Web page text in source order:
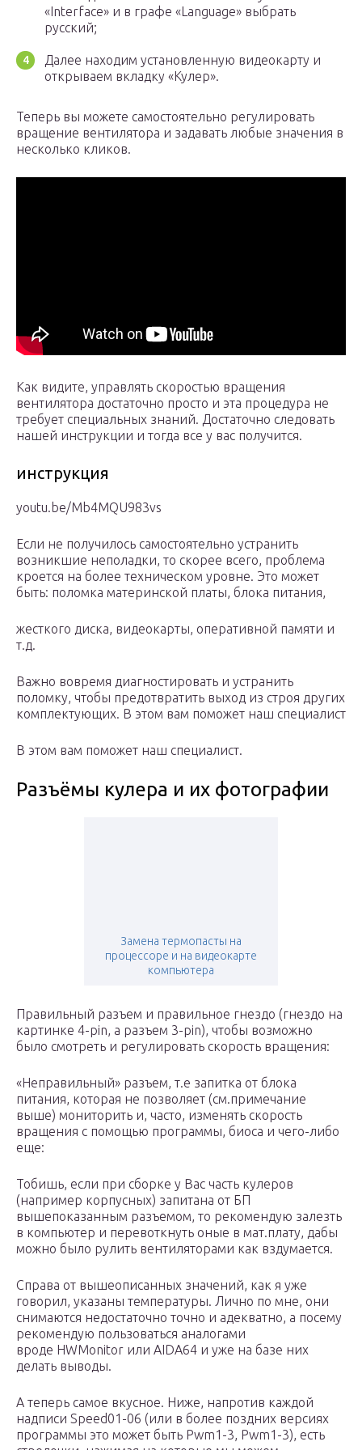
«Interface» и в графе «Language» выбрать
русский;
Далее находим установленную видеокарту и
открываем вкладку «Кулер».
Теперь вы можете самостоятельно регулировать
вращение вентилятора и задавать любые значения в
несколько кликов.
Как видите, управлять скоростью вращения
вентилятора достаточно просто и эта процедура не
требует специальных знаний. Достаточно следовать
нашей инструкции и тогда все у вас получится.
инструкция
youtu.be/Mb4MQU983vs
Если не получилось самостоятельно устранить
возникшие неполадки, то скорее всего, проблема
кроется на более техническом уровне. Это может
быть: поломка материнской платы, блока питания,
жесткого диска, видеокарты, оперативной памяти и
т.д.
Важно вовремя диагностировать и устранить
поломку, чтобы предотвратить выход из строя других
комплектующих. В этом вам поможет наш специалист
В этом вам поможет наш специалист.
Разъёмы кулера и их фотографии
Замена термопасты на
процессоре и на видеокарте
компьютера
Правильный разъем и правильное гнездо (гнездо на
картинке 4-pin, а разъем 3-pin), чтобы возможно
было смотреть и регулировать скорость вращения:
«Неправильный» разъем, т.е запитка от блока
питания, которая не позволяет (см.примечание
выше) мониторить и, часто, изменять скорость
вращения с помощью программы, биоса и чего-либо
еще:
Тобишь, если при сборке у Вас часть кулеров
(например корпусных) запитана от БП
вышепоказанным разъемом, то рекомендую залезть
в компьютер и перевоткнуть оные в мат.плату, дабы
можно было рулить вентиляторами как вздумается.
Справа от вышеописанных значений, как я уже
говорил, указаны температуры. Лично по мне, они
снимаются недостаточно точно и адекватно, а посему
рекомендую пользоваться аналогами
вроде HWMonitor или AIDA64 и уже на базе них
делать выводы.
А теперь самое вкусное. Ниже, напротив каждой
надписи Speed01-06 (или в более поздних версиях
программы это может быть Pwm1-3, Pwm1-3), есть